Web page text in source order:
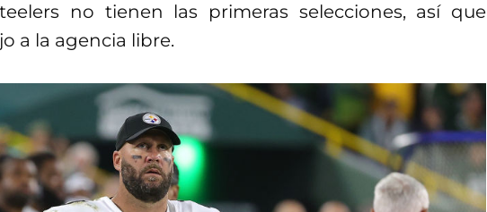
no tienen las primeras selecciones, así que
a la agencia libre.